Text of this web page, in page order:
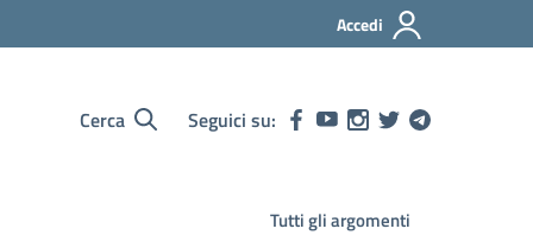
Accedi
Cerca Seguici su:
Tutti gli argomenti